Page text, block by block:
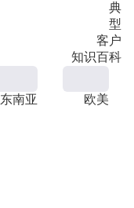
典
型
客户
知识百科
东南亚 欧美